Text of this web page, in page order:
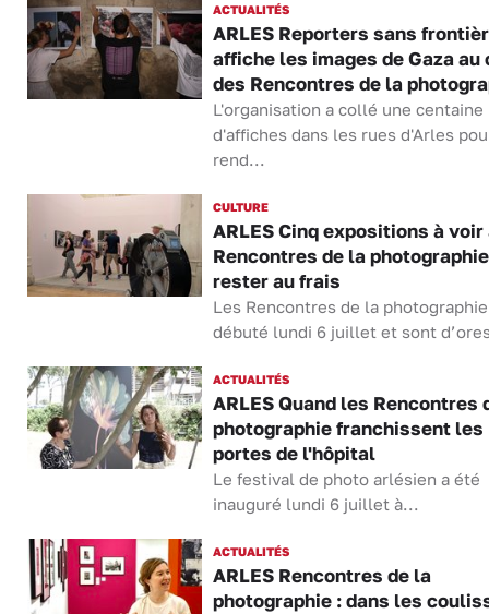
ACTUALITÉS
ARLES Reporters sans
affiche les images de Gaza
des Rencontres de la
L'organisation a collé une centaine
d'affiches dans les rues d'Arles
rend...
CULTURE
ARLES Cinq expositions à voir
Rencontres de la
rester au frais
Les Rencontres de la
débuté lundi 6 juillet et sont
ACTUALITÉS
ARLES Quand les Rencontres
photographie franchissent les
portes de l'hôpital
Le festival de photo arlésien a été
inauguré lundi 6 juillet à...
ACTUALITÉS
ARLES Rencontres de la
photographie : dans les